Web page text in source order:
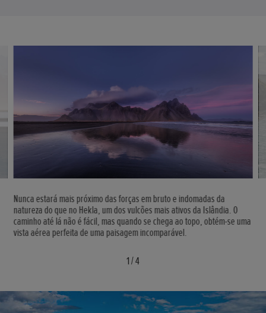
Nunca estará mais próximo das forças em bruto e indomadas da
natureza do que no Hekla, um dos vulcões mais ativos da Islândia. O
caminho até lá não é fácil, mas quando se chega ao topo, obtém-se uma
vista aérea perfeita de uma paisagem incomparável.
1/4